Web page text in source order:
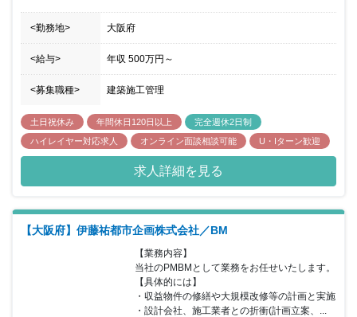
<勤務地> 大阪府
<給与> 年収 500万円 ～
<募集職種> 建築施工管理
土日祝休み 年間休日120日以上
完全週休2日制
ハイレイヤー対応求人
オンライン面談相談可能 U・Iターン歓迎
求人詳細を見る
【大阪府】伊藤祐都市企画株式会社／BM
【業務内容】
当社のPMBMとして業務をお任せいたします。
【具体的には】
・収益物件の修繕や大規模改修等の計画と実施
・設計会社、施工業者との折衝(計画立案、...